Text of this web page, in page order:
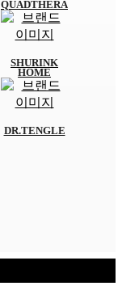
QUADTHERA
SHURINK
HOME
DR.TENGLE